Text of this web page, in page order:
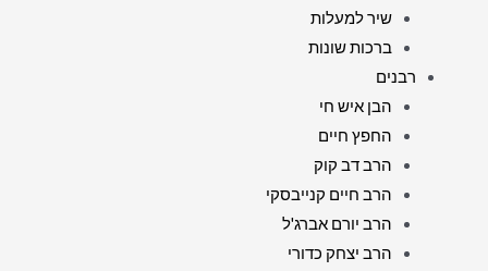
שיר למעלות
ברכות שונות
רבנים
הבן איש חי
החפץ חיים
הרב דב קוק
הרב חיים קנייבסקי
הרב יורם אברג'ל
הרב יצחק כדורי